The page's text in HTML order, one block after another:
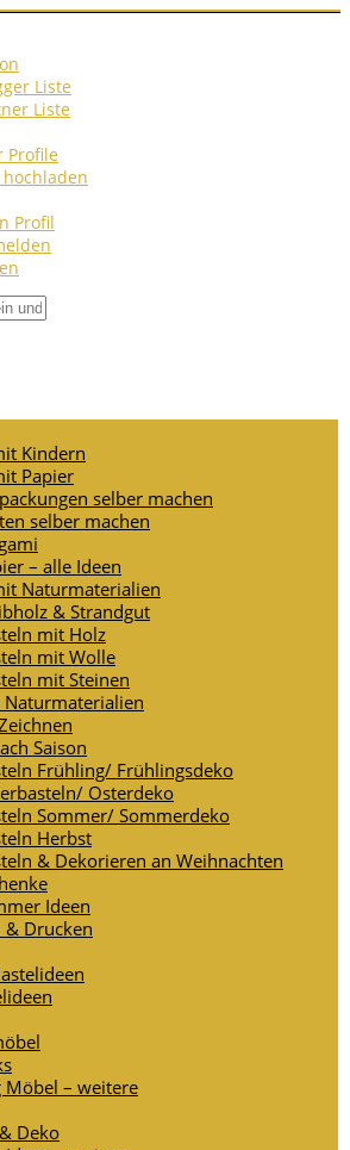
Liste
Liste
Profile
Profil
Kindern
Papier
selber machen
selber machen
– alle Ideen
Naturmaterialien
& Strandgut
mit Holz
mit Wolle
mit Steinen
Naturmaterialien
Saison
Frühling/ Frühlingsdeko
Osterdeko
Sommer/ Sommerdeko
Herbst
& Dekorieren an Weihnachten
Ideen
& Drucken
Möbel – weitere
Deko